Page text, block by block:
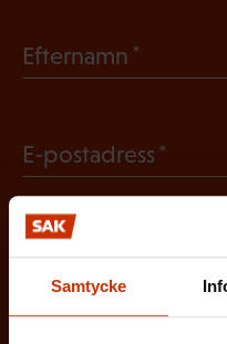
Samtycke
a
i
Efternamn
l
i
E-postadress
l
Vilken eller vilka
bäst?